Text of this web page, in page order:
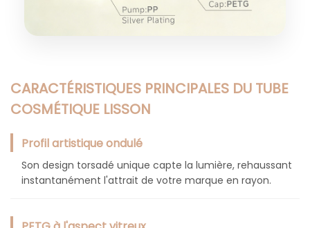
CARACTÉRISTIQUES PRINCIPALES DU TUBE
COSMÉTIQUE LISSON
Profil artistique ondulé
Son design torsadé unique capte la lumière, rehaussant
instantanément l'attrait de votre marque en rayon.